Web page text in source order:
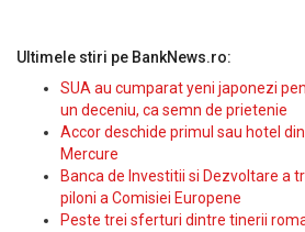
Ultimele stiri pe BankNews.ro:
SUA au cumparat yeni japonezi
un deceniu, ca semn de prietenie
Accor deschide primul sau hotel
Mercure
Banca de Investitii si Dezvoltare a
piloni a Comisiei Europene
Peste trei sferturi dintre tinerii